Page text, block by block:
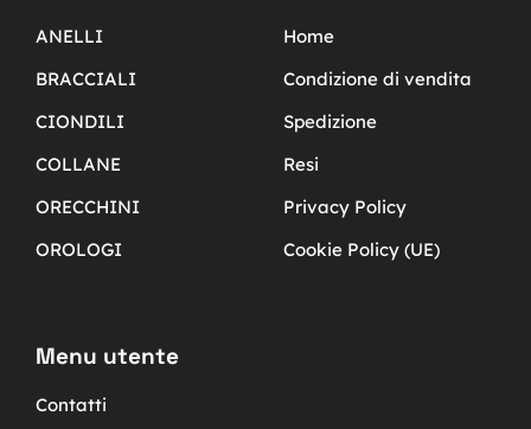
ANELLI
BRACCIALI
CIONDILI
COLLANE
ORECCHINI
OROLOGI
Home
Condizione di vendita
Spedizione
Resi
Privacy Policy
Cookie Policy (UE)
Menu utente
Contatti